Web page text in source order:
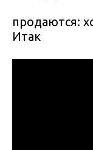
продаются:
Итак